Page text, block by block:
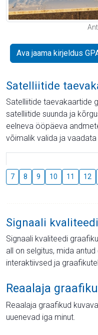
Ava jaama kirjeldus
Satelliitide
Satelliitide taevakaartide
satelliitide suunda ja
eelneva ööpäeva
võimalik valida ja
7 8 9 10 11 12
Signaali
Signaali kvaliteedi
all on selgitus, mida
interaktiivsed ja
Reaalaja
Reaalaja graafikud
uuenevad iga minut.